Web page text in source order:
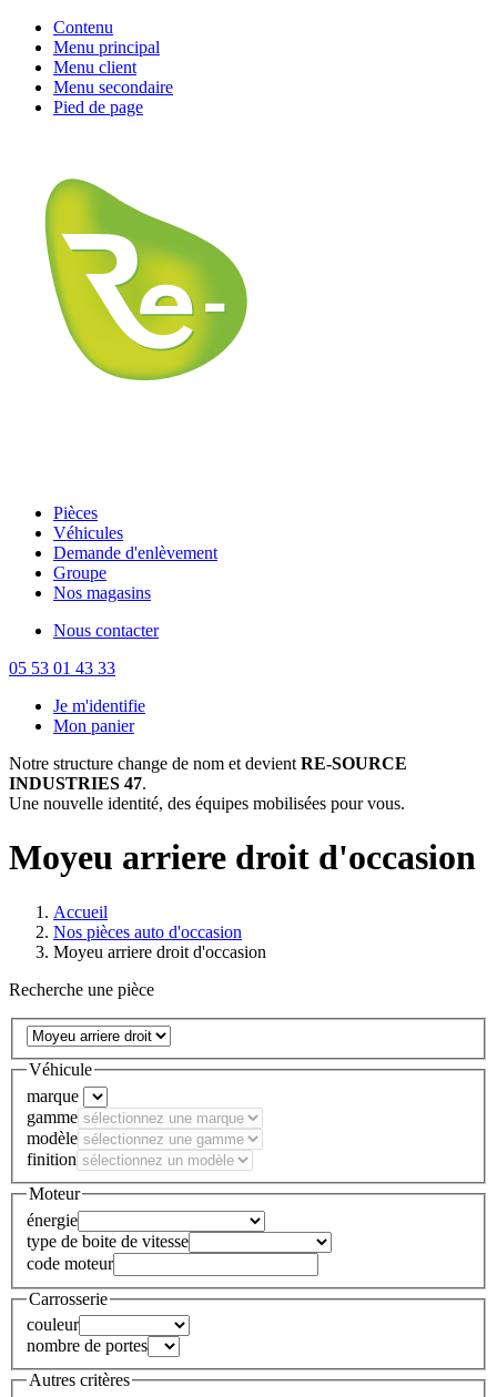
Contenu
Menu principal
Menu client
Menu secondaire
Pied de page
Pièces
Véhicules
Demande d'enlèvement
Groupe
Nos magasins
Nous contacter
05 53 01 43 33
Je m'identifie
Mon panier
Notre structure change de nom et devient RE-SOURCE
INDUSTRIES 47.
Une nouvelle identité, des équipes mobilisées pour vous.
Moyeu arriere droit d'occasion
Accueil
Nos pièces auto d'occasion
Moyeu arriere droit d'occasion
Recherche une pièce
Véhicule
marque
gamme
modèle
finition
Moteur
énergie
type de boite de vitesse
code moteur
Carrosserie
couleur
nombre de portes
Autres critères